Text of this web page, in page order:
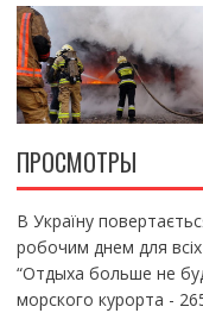
ПРОСМОТРЫ
В Україну
робочим днем для всіх
“Отдыха больше не
морского курорта -